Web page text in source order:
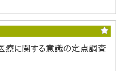
療に関する意識の定点調査